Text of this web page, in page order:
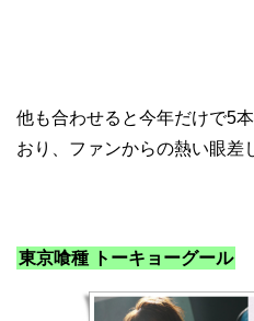
他も合わせると今年だけで5
おり、ファンからの熱い眼差
東京喰種 トーキョーグール